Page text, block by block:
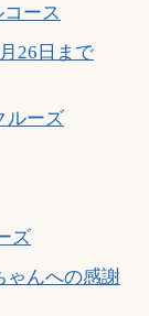
ース
26日まで
ルーズ
ズ
ゃんへの感謝